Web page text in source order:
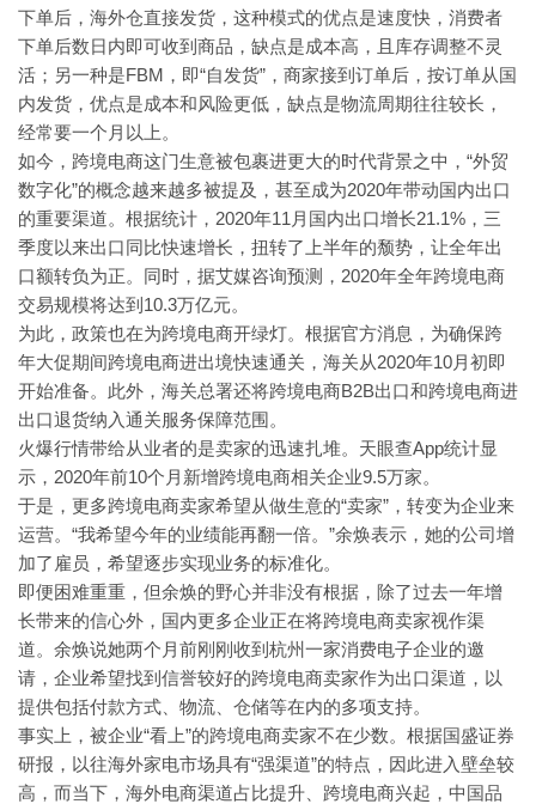
下单后，海外仓直接发货，这种模式的优点是速度快，消费者
下单后数日内即可收到商品，缺点是成本高，且库存调整不灵
活；另一种是FBM，即“自发货”，商家接到订单后，按订单从国
内发货，优点是成本和风险更低，缺点是物流周期往往较长，
经常要一个月以上。
如今，跨境电商这门生意被包裹进更大的时代背景之中， “外贸
数字化”的概念越来越多被提及，甚至成为2020年带动国内出口
的重要渠道。根据统计，2020年11月国内出口增长21.1%，三
季度以来出口同比快速增长，扭转了上半年的颓势，让全年出
口额转负为正。同时，据艾媒咨询预测，2020年全年跨境电商
交易规模将达到10.3万亿元。
为此，政策也在为跨境电商开绿灯。根据官方消息，为确保跨
年大促期间跨境电商进出境快速通关，海关从2020年10月初即
开始准备。此外，海关总署还将跨境电商B2B出口和跨境电商进
出口退货纳入通关服务保障范围。
火爆行情带给从业者的是卖家的迅速扎堆。天眼查App统计显
示，2020年前10个月新增跨境电商相关企业9.5万家。
于是，更多跨境电商卖家希望从做生意的“卖家”，转变为企业来
运营。“我希望今年的业绩能再翻一倍。”余焕表示，她的公司增
加了雇员，希望逐步实现业务的标准化。
即便困难重重，但余焕的野心并非没有根据，除了过去一年增
长带来的信心外，国内更多企业正在将跨境电商卖家视作渠
道。余焕说她两个月前刚刚收到杭州一家消费电子企业的邀
请，企业希望找到信誉较好的跨境电商卖家作为出口渠道，以
提供包括付款方式、物流、仓储等在内的多项支持。
事实上，被企业“看上”的跨境电商卖家不在少数。根据国盛证券
研报，以往海外家电市场具有“强渠道”的特点，因此进入壁垒较
高，而当下，海外电商渠道占比提升、跨境电商兴起，中国品